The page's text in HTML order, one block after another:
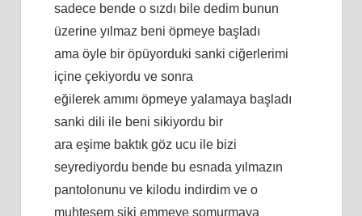
sadece bende o sızdı bile dedim bunun
üzerine yılmaz beni öpmeye başladı
ama öyle bir öpüyorduki sanki ciğerlerimi
içine çekiyordu ve sonra
eğilerek amımı öpmeye yalamaya başladı
sanki dili ile beni sikiyordu bir
ara eşime baktık göz ucu ile bizi
seyrediyordu bende bu esnada yılmazın
pantolonunu ve kilodu indirdim ve o
muhteşem siki emmeye somurmaya